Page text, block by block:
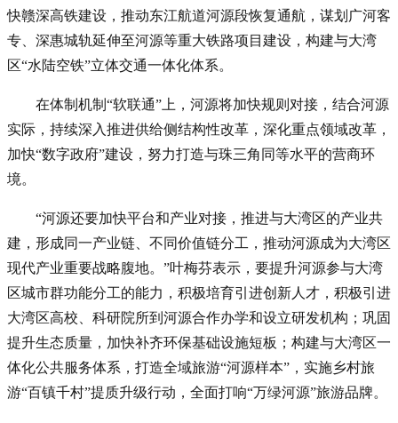
快赣深高铁建设，推动东江航道河源段恢复通航，谋划广河客
专、深惠城轨延伸至河源等重大铁路项目建设，构建与大湾
区“水陆空铁”立体交通一体化体系。
在体制机制“软联通”上，河源将加快规则对接，结合河源
实际，持续深入推进供给侧结构性改革，深化重点领域改革，
加快“数字政府”建设，努力打造与珠三角同等水平的营商环
境。
“河源还要加快平台和产业对接，推进与大湾区的产业共
建，形成同一产业链、不同价值链分工，推动河源成为大湾区
现代产业重要战略腹地。”叶梅芬表示，要提升河源参与大湾
区城市群功能分工的能力，积极培育引进创新人才，积极引进
大湾区高校、科研院所到河源合作办学和设立研发机构；巩固
提升生态质量，加快补齐环保基础设施短板；构建与大湾区一
体化公共服务体系，打造全域旅游“河源样本”，实施乡村旅
游“百镇千村”提质升级行动，全面打响“万绿河源”旅游品牌。